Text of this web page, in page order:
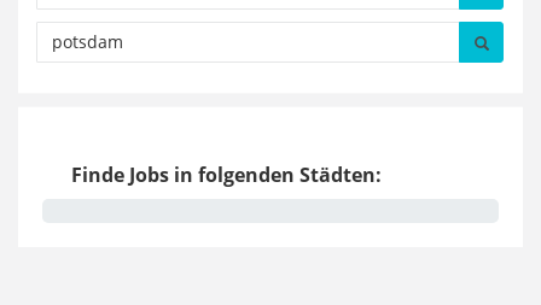
Finde Jobs in folgenden Städten: